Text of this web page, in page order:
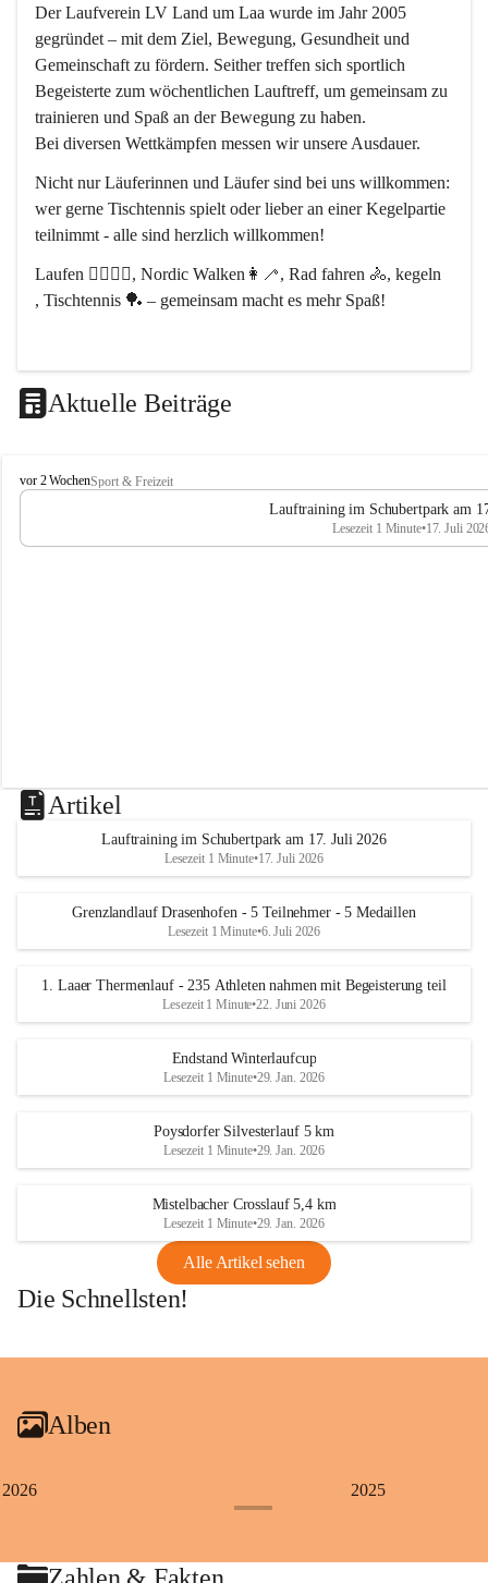
Der Laufverein LV Land um Laa wurde im Jahr 2005
gegründet – mit dem Ziel, Bewegung, Gesundheit und
Gemeinschaft zu fördern. Seither treffen sich sportlich
Begeisterte zum wöchentlichen Lauftreff, um gemeinsam zu
trainieren und Spaß an der Bewegung zu haben.
Bei diversen Wettkämpfen messen wir unsere Ausdauer.
Nicht nur Läuferinnen und Läufer sind bei uns willkommen:
wer gerne Tischtennis spielt oder lieber an einer Kegelpartie
teilnimmt - alle sind herzlich willkommen!
Laufen 🏃‍♂️🏃‍♀️, Nordic Walken👩‍🦯, Rad fahren 🚴, kegeln
, Tischtennis 🏓 – gemeinsam macht es mehr Spaß!
Aktuelle Beiträge
L
V
a
vor 2 WochenSport & Freizeit
Lauftraining im Schubertpark am
Lesezeit 1 Minute•17. Juli
Artikel
Lauftraining im Schubertpark am 17. Juli 2026
Lesezeit 1 Minute•17. Juli 2026
Grenzlandlauf Drasenhofen - 5 Teilnehmer - 5 Medaillen
Lesezeit 1 Minute•6. Juli 2026
1. Laaer Thermenlauf - 235 Athleten nahmen mit Begeisterung teil
Lesezeit 1 Minute•22. Juni 2026
Endstand Winterlaufcup
Lesezeit 1 Minute•29. Jan. 2026
Poysdorfer Silvesterlauf 5 km
Lesezeit 1 Minute•29. Jan. 2026
Mistelbacher Crosslauf 5,4 km
Lesezeit 1 Minute•29. Jan. 2026
Alle Artikel sehen
Die Schnellsten!
+1
Alben
2026 2025
Zahlen & Fakten